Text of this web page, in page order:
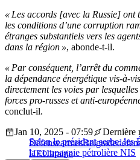
« Les accords [avec la Russie] ont
les conditions d’une corruption
étranges substantiels vers les
dans la région », abonde-t-il.
« Par conséquent, l’arrêt du
la dépendance énergétique vis-à-
directement les voies par
forces pro-russes et anti-
conclut-il.
Selon le président serbe, les
la compagnie pétrolière NIS
Jan 10, 2025 - 07:59
Dernière
DéfensearmesBelgrade
UEUkraine